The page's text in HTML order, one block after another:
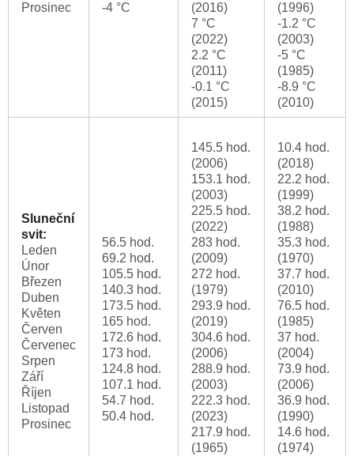
Prosinec
-4 °C
(2016)
7 °C
(2022)
2.2 °C
(2011)
-0.1 °C
(2015)
(1996)
-1.2 °C
(2003)
-5 °C
(1985)
-8.9 °C
(2010)
Sluneční
svit:
Leden
Únor
Březen
Duben
Květen
Červen
Červenec
Srpen
Září
Říjen
Listopad
Prosinec
56.5 hod.
69.2 hod.
105.5 hod.
140.3 hod.
173.5 hod.
165 hod.
172.6 hod.
173 hod.
124.8 hod.
107.1 hod.
54.7 hod.
50.4 hod.
145.5 hod.
(2006)
153.1 hod.
(2003)
225.5 hod.
(2022)
283 hod.
(2009)
272 hod.
(1979)
293.9 hod.
(2019)
304.6 hod.
(2006)
288.9 hod.
(2003)
222.3 hod.
(2023)
217.9 hod.
(1965)
10.4 hod.
(2018)
22.2 hod.
(1999)
38.2 hod.
(1988)
35.3 hod.
(1970)
37.7 hod.
(2010)
76.5 hod.
(1985)
37 hod.
(2004)
73.9 hod.
(2006)
36.9 hod.
(1990)
14.6 hod.
(1974)